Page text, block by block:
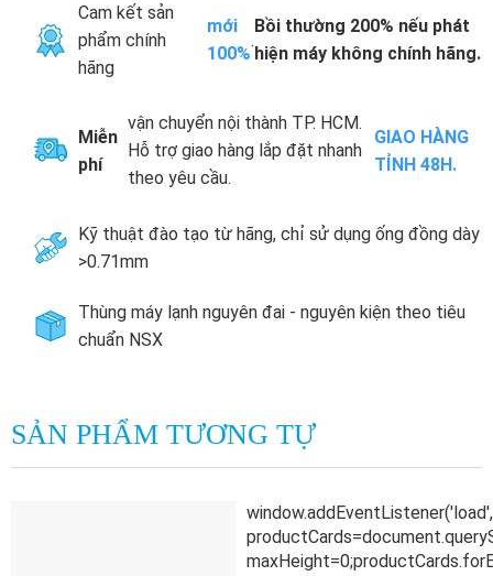
Cam kết sản
phẩm chính
hãng
mới
100%
.
Bồi thường 200% nếu phát
hiện máy không chính hãng.
Miễn
phí
vận chuyển nội thành TP. HCM.
Hỗ trợ giao hàng lắp đặt nhanh
theo yêu cầu.
GIAO HÀNG
TỈNH 48H.
Kỹ thuật đào tạo từ hãng, chỉ sử dụng ống đồng dày
>0.71mm
Thùng máy lạnh nguyên đai - nguyên kiện theo tiêu
chuẩn NSX
SẢN PHẨM TƯƠNG TỰ